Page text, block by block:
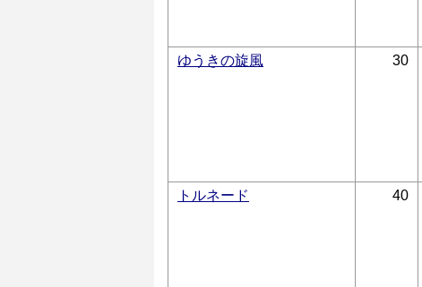
ゆうきの旋風
30
トルネード
40